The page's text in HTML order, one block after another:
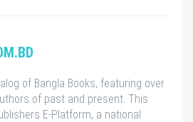
of Bangla Books, featuring over
of past and present. This
E-Platform, a national